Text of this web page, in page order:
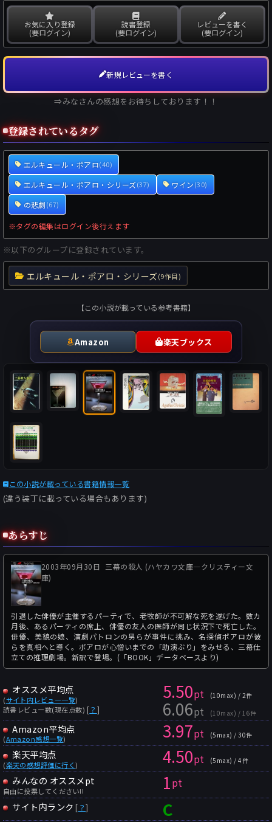
お気に入り登録
(要ログイン)
読書登録
(要ログイン)
レビューを書く
(要ログイン)
新規レビューを書く
⇒みなさんの感想をお待ちしております！！
登録されているタグ
エルキュール・ポアロ(40)
エルキュール・ポアロ・シリーズ(37) ワイン(30)
の悲劇(67)
※タグの編集はログイン後行えます
※以下のグループに登録されています。
エルキュール・ポアロ・シリーズ(9作目)
【この小説が載っている参考書籍】
Amazon 楽天ブックス
この小説が載っている書籍情報一覧
(違う装丁に載っている場合もあります)
あらすじ
2003年09月30日 三幕の殺人 (ハヤカワ文庫―クリスティー文
庫)
引退した俳優が主催するパーティで、老牧師が不可解な死を遂げた。数カ
月後、あるパーティの席上、俳優の友人の医師が同じ状況下で死亡した。
俳優、美貌の娘、演劇パトロンの男らが事件に挑み、名探偵ポアロが彼
らを真相へと導く。ポアロが心憎いまでの「助演ぶり」をみせる、三幕仕
立ての推理劇場。新訳で登場。(「BOOK」データベースより)
オススメ平均点
(サイト内レビュー一覧)
読書レビュー数(現在点数) [？ ]
5.50pt (10max) / 2件
6.06pt (10max) / 16件
Amazon平均点
(Amazon感想一覧) 3.97pt (5max) / 30件
楽天平均点
(楽天の感想評価に行く) 4.50pt (5max) / 4件
みんなの オススメpt
自由に投票してください!! 1pt
サイト内ランク [ ？] C